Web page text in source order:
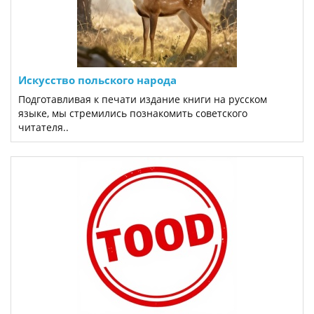
Искусство польского народа
Подготавливая к печати издание книги на русском
языке, мы стремились познакомить советского
читателя..